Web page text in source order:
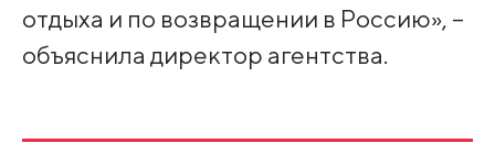
отдыха и по возвращении в Россию», –
объяснила директор агентства.